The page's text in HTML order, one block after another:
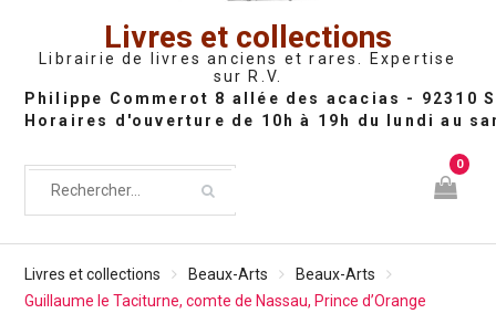
Livres et collections
Librairie de livres anciens et rares. Expertise
sur R.V.
0
Livres et collections Beaux-Arts
Beaux-Arts
Guillaume le Taciturne, comte de Nassau, Prince d’Orange